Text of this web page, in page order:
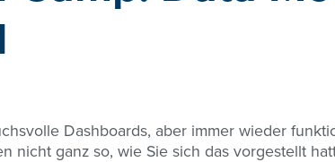
Dashboards, aber immer wieder
nicht ganz so, wie Sie sich das vorgestellt